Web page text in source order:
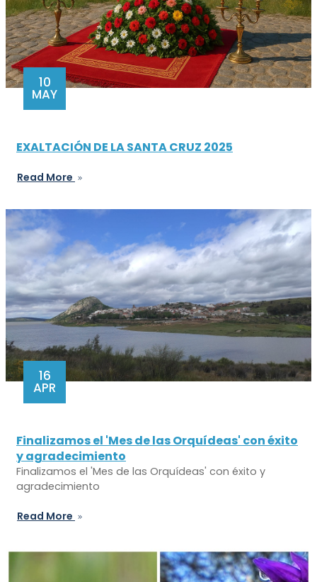
10
MAY
EXALTACIÓN DE LA SANTA CRUZ 2025
Read More
16
APR
Finalizamos el 'Mes de las Orquídeas' con éxito
y agradecimiento
Finalizamos el 'Mes de las Orquídeas' con éxito y
agradecimiento
Read More